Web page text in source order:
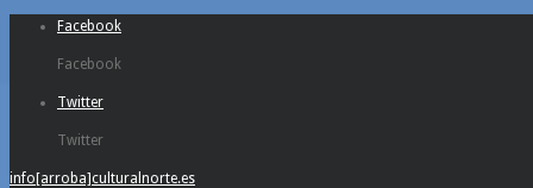
Facebook
Facebook
Twitter
Twitter
info[arroba]culturalnorte.es